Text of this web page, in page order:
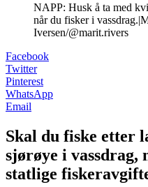
NAPP: Husk å ta med
når du fisker i
Iversen/@marit.rivers
Facebook
Twitter
Pinterest
WhatsApp
Email
Skal du fiske etter
sjørøye i vassdrag,
statlige